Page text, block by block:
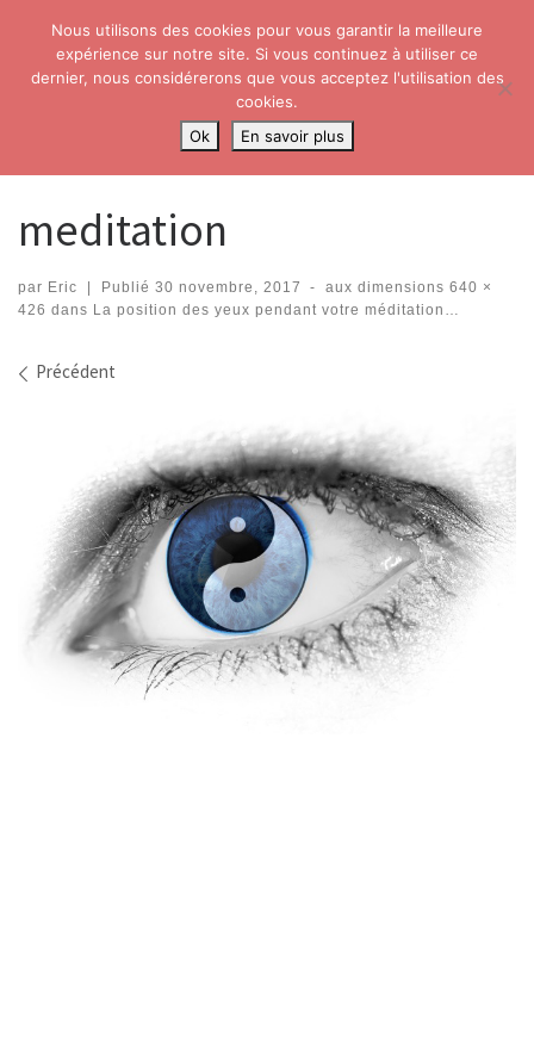
Skip to content
Search
La position des yeux pendant votre méditation…
meditation
par Eric | Publié 30 novembre, 2017 - aux dimensions 640 ×
426 dans La position des yeux pendant votre méditation…
Navigation dans les images
Précédent
Nous utilisons des cookies pour vous garantir la meilleure
expérience sur notre site. Si vous continuez à utiliser ce
dernier, nous considérerons que vous acceptez l'utilisation des
cookies.
Ok
En savoir plus